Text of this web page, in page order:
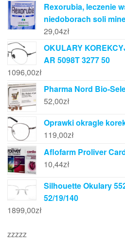
Rexorubia, leczenie
niedoborach soli
29,04zł
OKULARY
AR 5098T 3277 50
1096,00zł
Pharma Nord Bio-
52,00zł
Oprawki okragle
119,00zł
Aflofarm Proliver
10,44zł
Silhouette Okulary
52/19/140
1899,00zł
zzzzz